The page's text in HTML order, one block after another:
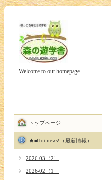
Welcome to our homepage
トップページ
★≡Hot news!（最新情報）
2026-03（2）
2026-02（1）